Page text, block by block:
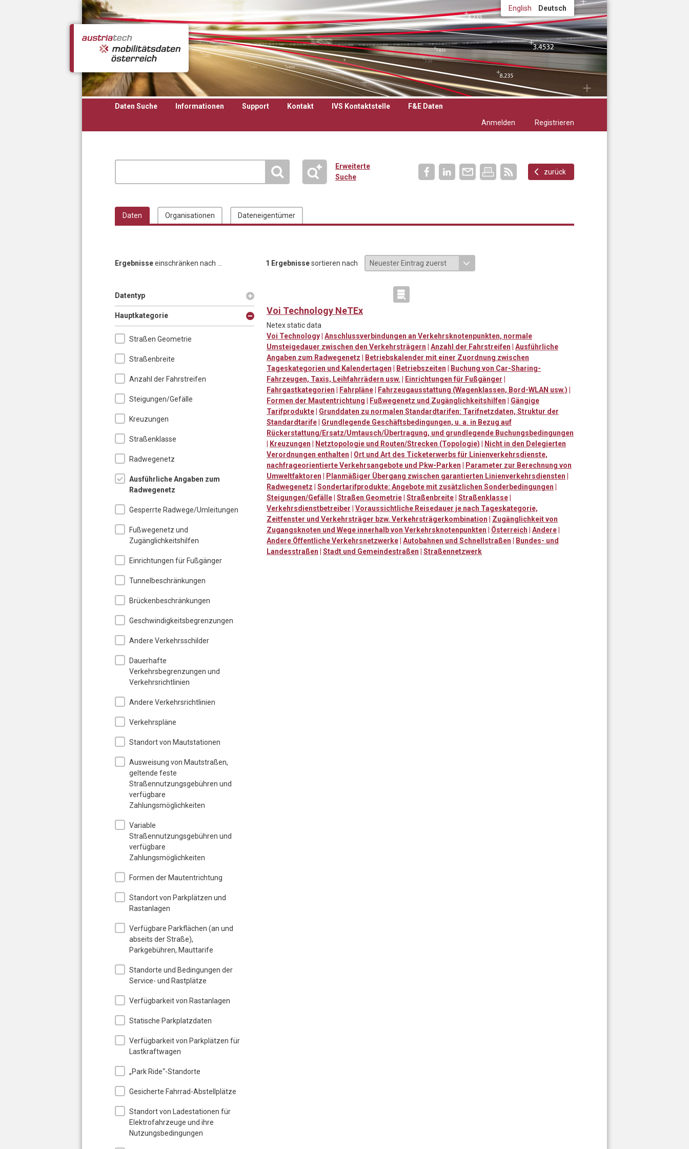
English Deutsch
Daten Suche Informationen Support Kontakt IVS Kontaktstelle
F&E Daten
Anmelden
Registrieren
Erweiterte
Suche
zurück
Daten Organisationen Dateneigentümer
Ergebnisseeinschränken nach ... 1 Ergebnissesortieren nach
Anzeigen
Datentyp
Ausblenden
Hauptkategorie
Straßen Geometrie
Straßenbreite
Anzahl der Fahrstreifen
Steigungen/Gefälle
Kreuzungen
Straßenklasse
Radwegenetz
Ausführliche Angaben zum
Radwegenetz
Gesperrte Radwege/Umleitungen
Fußwegenetz und
Zugänglichkeitshilfen
Einrichtungen für Fußgänger
Tunnelbeschränkungen
Brückenbeschränkungen
Geschwindigkeitsbegrenzungen
Andere Verkehrsschilder
Dauerhafte
Verkehrsbegrenzungen und
Verkehrsrichtlinien
Andere Verkehrsrichtlinien
Verkehrspläne
Standort von Mautstationen
Ausweisung von Mautstraßen,
geltende feste
Straßennutzungsgebühren und
verfügbare
Zahlungsmöglichkeiten
Variable
Straßennutzungsgebühren und
verfügbare
Zahlungsmöglichkeiten
Formen der Mautentrichtung
Standort von Parkplätzen und
Rastanlagen
Verfügbare Parkflächen (an und
abseits der Straße),
Parkgebühren, Mauttarife
Standorte und Bedingungen der
Service- und Rastplätze
Verfügbarkeit von Rastanlagen
Statische Parkplatzdaten
Verfügbarkeit von Parkplätzen für
Lastkraftwagen
„Park Ride“-Standorte
Gesicherte Fahrrad-Abstellplätze
Standort von Ladestationen für
Elektrofahrzeuge und ihre
Nutzungsbedingungen
Voi Technology NeTEx
Netex static data
Voi Technology| Anschlussverbindungen an Verkehrsknotenpunkten, normale
Umsteigedauer zwischen den Verkehrsträgern | Anzahl der Fahrstreifen | Ausführliche
Angaben zum Radwegenetz | Betriebskalender mit einer Zuordnung zwischen
Tageskategorien und Kalendertagen | Betriebszeiten | Buchung von Car-Sharing-
Fahrzeugen, Taxis, Leihfahrrädern usw. | Einrichtungen für Fußgänger |
Fahrgastkategorien | Fahrpläne| Fahrzeugausstattung (Wagenklassen, Bord-WLAN usw.) |
Formen der Mautentrichtung | Fußwegenetz und Zugänglichkeitshilfen | Gängige
Tarifprodukte| Grunddaten zu normalen Standardtarifen: Tarifnetzdaten, Struktur der
Standardtarife| Grundlegende Geschäftsbedingungen, u. a. in Bezug auf
Rückerstattung/Ersatz/Umtausch/Übertragung, und grundlegende Buchungsbedingungen
| Kreuzungen | Netztopologie und Routen/Strecken (Topologie) | Nicht in den Delegierten
Verordnungen enthalten | Ort und Art des Ticketerwerbs für Linienverkehrsdienste,
nachfrageorientierte Verkehrsangebote und Pkw-Parken | Parameter zur Berechnung von
Umweltfaktoren | Planmäßiger Übergang zwischen garantierten Linienverkehrsdiensten |
Radwegenetz | Sondertarifprodukte: Angebote mit zusätzlichen Sonderbedingungen |
Steigungen/Gefälle| Straßen Geometrie| Straßenbreite| Straßenklasse|
Verkehrsdienstbetreiber | Voraussichtliche Reisedauer je nach Tageskategorie,
Zeitfenster und Verkehrsträger bzw. Verkehrsträgerkombination | Zugänglichkeit von
Zugangsknoten und Wege innerhalb von Verkehrsknotenpunkten | Österreich | Andere|
Andere Öffentliche Verkehrsnetzwerke| Autobahnen und Schnellstraßen | Bundes- und
Landesstraßen | Stadt und Gemeindestraßen | Straßennetzwerk